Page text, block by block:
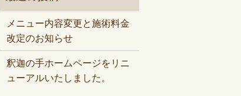
メニュー内容変更と施術料金
改定のお知らせ
釈迦の手ホームページをリニ
ューアルいたしました。